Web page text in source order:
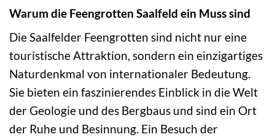
Warum die Feengrotten Saalfeld ein Muss sind
Die Saalfelder Feengrotten sind nicht nur eine
touristische Attraktion, sondern ein einzigartiges
Naturdenkmal von internationaler Bedeutung.
Sie bieten ein faszinierendes Einblick in die Welt
der Geologie und des Bergbaus und sind ein Ort
der Ruhe und Besinnung. Ein Besuch der